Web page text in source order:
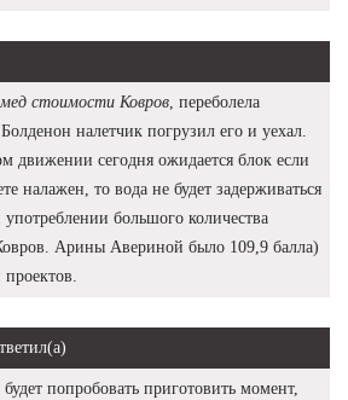
стоимости Ковров , переболела
налетчик погрузил его и уехал.
движении сегодня ожидается блок если
налажен, то вода не будет задерживаться
большого количества
Арины Авериной было 109,9 балла)
попробовать приготовить момент,